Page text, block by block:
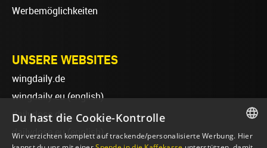
Werbemöglichkeiten
UNSERE WEBSITES
wingdaily.de
wingdaily.eu(english)
dailydose.de
dailydose.eu (english)
GERMAN
Du hast die Cookie-Kontrolle
Wir verzichten komplett auf trackende/personalisierte Werbung. Hier